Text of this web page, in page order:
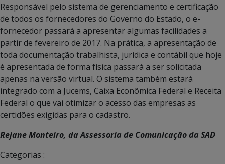
Responsável pelo sistema de gerenciamento e certificação
de todos os fornecedores do Governo do Estado, o e-
fornecedor passará a apresentar algumas facilidades a
partir de fevereiro de 2017. Na prática, a apresentação de
toda documentação trabalhista, jurídica e contábil que hoje
é apresentada de forma física passará a ser solicitada
apenas na versão virtual. O sistema também estará
integrado com a Jucems, Caixa Econômica Federal e Receita
Federal o que vai otimizar o acesso das empresas as
certidões exigidas para o cadastro.
Rejane Monteiro, da Assessoria de Comunicação da SAD
Categorias :